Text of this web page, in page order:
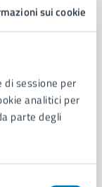
sui cookie
di sessione per
analitici per
parte degli